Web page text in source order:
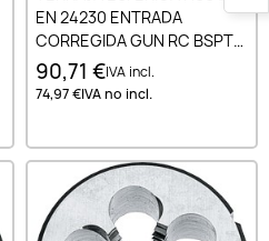
EN 24230 ENTRADA
CORREGIDA GUN RC BSPT
1/8-28
90,71 €IVA incl.
74,97 €IVA no incl.